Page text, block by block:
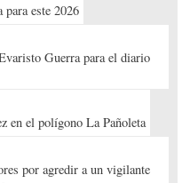
para este 2026
Guerra para el diario
en el polígono La Pañoleta
por agredir a un vigilante